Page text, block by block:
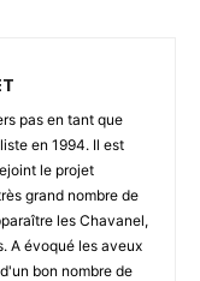
pas en tant que
en 1994. Il est
le projet
grand nombre de
les Chavanel,
A évoqué les aveux
bon nombre de